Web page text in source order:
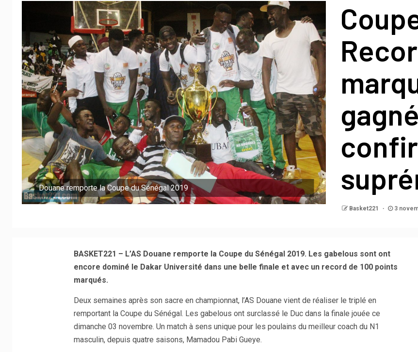
Douane remporte la Coupe du Sénégal 2019
Basket221 3
BASKET221 – L’AS Douane remporte la Coupe du Sénégal 2019. Les gabelous sont ont
encore dominé le Dakar Université dans une belle finale et avec un record de 100 points
marqués.
Deux semaines après son sacre en championnat, l’AS Douane vient de réaliser le triplé en
remportant la Coupe du Sénégal. Les gabelous ont surclassé le Duc dans la finale jouée ce
dimanche 03 novembre. Un match à sens unique pour les poulains du meilleur coach du N1
masculin, depuis quatre saisons, Mamadou Pabi Gueye.